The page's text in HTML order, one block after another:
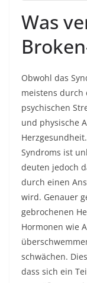
Was
Obwohl das
meistens durch
psychischen
und physische
Syndroms ist
deuten jedoch
durch einen
wird. Genauer
gebrochenen
Hormonen wie
schwächen.
dass sich ein